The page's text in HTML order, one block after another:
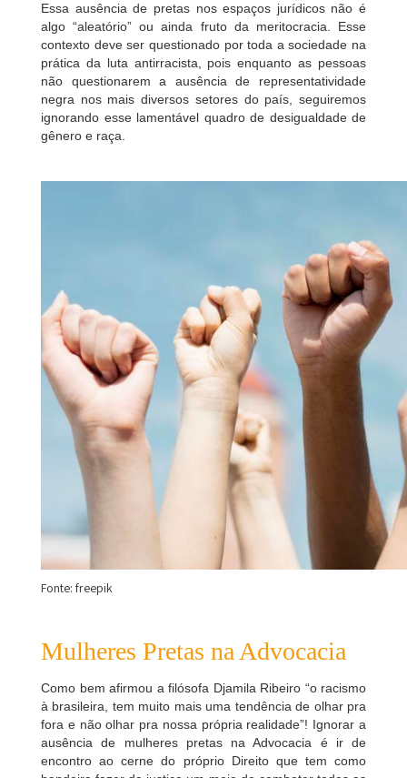
Essa ausência de pretas nos espaços jurídicos não é
algo “aleatório” ou ainda fruto da meritocracia. Esse
contexto deve ser questionado por toda a sociedade na
prática da luta antirracista, pois enquanto as pessoas
não questionarem a ausência de representatividade
negra nos mais diversos setores do país, seguiremos
ignorando esse lamentável quadro de desigualdade de
gênero e raça.
Fonte: freepik
Mulheres Pretas na Advocacia
Como bem afirmou a filósofa Djamila Ribeiro “o racismo
à brasileira, tem muito mais uma tendência de olhar pra
fora e não olhar pra nossa própria realidade”! Ignorar a
ausência de mulheres pretas na Advocacia é ir de
encontro ao cerne do próprio Direito que tem como